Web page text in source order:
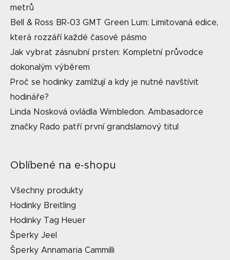
metrů
Bell & Ross BR-03 GMT Green Lum: Limitovaná edice,
která rozzáří každé časové pásmo
Jak vybrat zásnubní prsten: Kompletní průvodce
dokonalým výběrem
Proč se hodinky zamlžují a kdy je nutné navštívit
hodináře?
Linda Nosková ovládla Wimbledon. Ambasadorce
značky Rado patří první grandslamový titul
Oblíbené na e-shopu
Všechny produkty
Hodinky Breitling
Hodinky Tag Heuer
Šperky Jeel
Šperky Annamaria Cammilli